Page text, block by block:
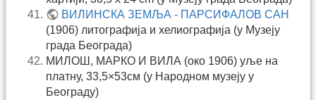
ВИЛИНСКА ЗЕМЉА - ПАРСИФАЛОВ САН
(1906) литографија и хелиографија (у Музеју
града Београда)
МИЛОШ, МАРКО И ВИЛА (око 1906) уље на
платну, 33,5×53см (у Народном музеју у
Београду)